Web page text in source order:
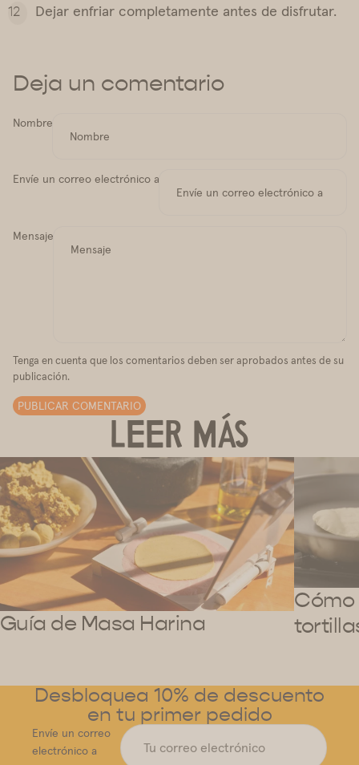
Dejar enfriar completamente antes de disfrutar.
Deja un comentario
Nombre
Envíe un correo electrónico a
Mensaje
Tenga en cuenta que los comentarios deben ser aprobados antes de su
publicación.
PUBLICAR COMENTARIO
LEER MÁS
Guía de Masa Harina
Desbloquea 10% de descuento
en tu primer pedido
Envíe un correo
electrónico a